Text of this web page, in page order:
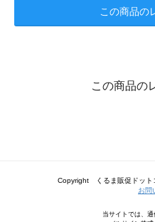
この商品の
この商品の
Copyright くるま販促ドッ
お問
当サイトでは、